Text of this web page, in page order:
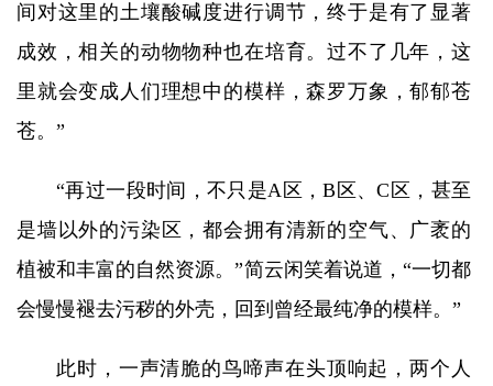
间对这里的土壤酸碱度进行调节，终于是有了显著
成效，相关的动物物种也在培育。过不了几年，这
里就会变成人们理想中的模样，森罗万象，郁郁苍
苍。”
“再过一段时间，不只是A区，B区、C区，甚至
是墙以外的污染区，都会拥有清新的空气、广袤的
植被和丰富的自然资源。”简云闲笑着说道，“一切都
会慢慢褪去污秽的外壳，回到曾经最纯净的模样。”
此时，一声清脆的鸟啼声在头顶响起，两个人